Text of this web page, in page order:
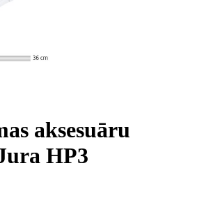
aksesuāru
HP3